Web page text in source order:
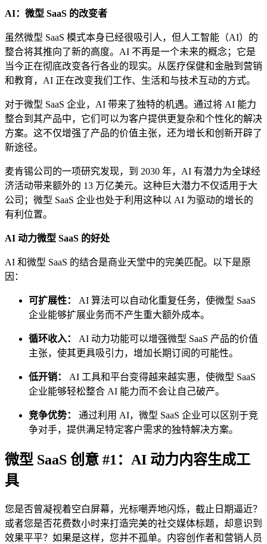
AI：微型 SaaS 的改变者
虽然微型 SaaS 模式本身已经很吸引人，但人工智能（AI）的
整合将其推向了新的高度。AI 不再是一个未来的概念；它是
当今正在彻底改变各行各业的现实。从医疗保健和金融到营销
和教育，AI 正在改变我们工作、生活和与技术互动的方式。
对于微型 SaaS 企业，AI 带来了独特的机遇。通过将 AI 能力
整合到其产品中，它们可以为客户提供更复杂和个性化的解决
方案。这不仅增强了产品的价值主张，还为增长和创新开辟了
新途径。
麦肯锡公司的一项研究发现，到 2030 年，AI 有潜力为全球经
济活动带来额外的 13 万亿美元。这种巨大潜力不仅适用于大
公司；微型 SaaS 企业也处于利用这种以 AI 为驱动的增长的
有利位置。
AI 动力微型 SaaS 的好处
AI 和微型 SaaS 的结合是商业天堂中的完美匹配。以下是原
因：
可扩展性：
AI 算法可以自动化重复任务，使微型 SaaS
企业能够扩展业务而不产生重大额外成本。
循环收入：
AI 动力功能可以增强微型 SaaS 产品的价值
主张，使其更具吸引力，增加长期订阅的可能性。
低开销：
AI 工具和平台变得越来越实惠，使微型 SaaS
企业能够轻松整合 AI 能力而不会让自己破产。
竞争优势：
通过利用 AI，微型 SaaS 企业可以区别于竞
争对手，提供满足特定客户需求的独特解决方案。
微型 SaaS 创意 #1：AI 动力内容生成工
具
您是否曾凝视着空白屏幕，光标嘲弄地闪烁，截止日期逼近？
或者您是否花费数小时来打造完美的社交媒体标题，却意识到
效果平平？如果是这样，您并不孤单。内容创作者和营销人员